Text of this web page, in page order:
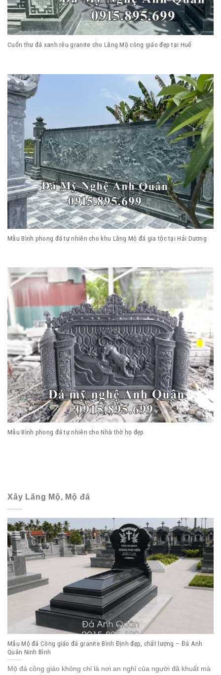
Cuốn thư đá xanh rêu granite cho Lăng Mộ công giáo đẹp tại Huế
Mẫu Bình phong đá tự nhiên cho khu Lăng Mộ đá gia tộc tại Hải Dương
Mẫu Bình phong đá tự nhiên cho Nhà thờ họ đẹp
Xây Lăng Mộ, Mộ đá
Mẫu Mộ đá Công giáo đá granite Bình Định đẹp, chất lượng – Đá Anh
Quân Ninh Bình
Mộ đá công giáo không chỉ là nơi an nghỉ của người đã khuất mà